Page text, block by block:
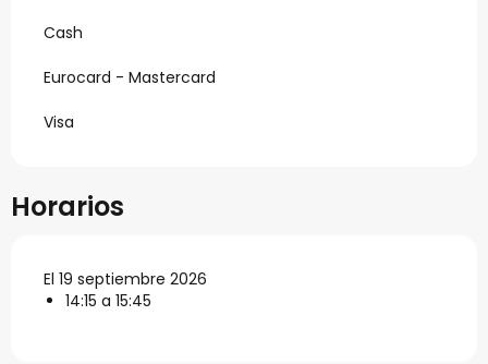
Cash
Eurocard - Mastercard
Visa
Horarios
El 19 septiembre 2026
14:15 a 15:45